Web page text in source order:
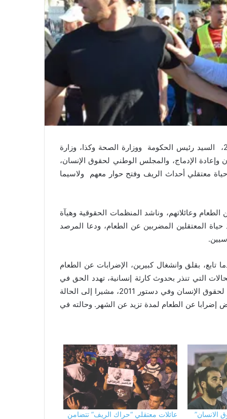
دعا المرصد المغربي للسجون يوم أمس الثلاثاء 23 أبريل 2019، السيد رئيس الحكومة ووزارة الصحة وكذا، وزارة
وإعادة الإدماج، والمجلس الوطني لحقوق الإنسان،
معتقلي أحداث الريف وفتح حوار معهم ولاسيما
وعائلاتهم، وناشد المنظمات الحقوقية وهيآة
المعتقلين المضربين عن الطعام، ودعا المرصد
بقلق وانشغال كبيرين، الإضرابات عن الطعام
التي تنذر بحدوث كارثة إنسانية، تهدد الحق في
الحياة، أول الحقوق المنصوص عليها في جميع المواثيق الدولية لحقوق الإنسان وفي دستور 2011، مشيرا إلى الحالة
إضرابا عن الطعام لمدة تزيد عن الشهر. وحالته في
الانسان”
عائلات معتقلي “حراك الريف” تتضامن